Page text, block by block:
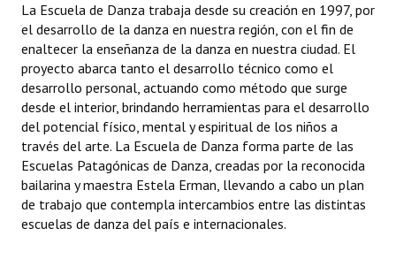
Declaraciones
Resoluciones
Resoluciones de Presidencia
INSTITUCIONAL
Antiguos Pobladores
Noticias Destacadas
La Escuela de Danza trabaja desde su creación en 1997, por
el desarrollo de la danza en nuestra región, con el fin de
enaltecer la enseñanza de la danza en nuestra ciudad. El
proyecto abarca tanto el desarrollo técnico como el
desarrollo personal, actuando como método que surge
desde el interior, brindando herramientas para el desarrollo
del potencial físico, mental y espiritual de los niños a
través del arte. La Escuela de Danza forma parte de las
Escuelas Patagónicas de Danza, creadas por la reconocida
bailarina y maestra Estela Erman, llevando a cabo un plan
de trabajo que contempla intercambios entre las distintas
escuelas de danza del país e internacionales.